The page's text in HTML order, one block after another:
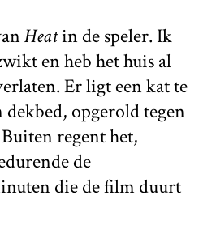
Heatin de speler. Ik
en heb het huis al
Er ligt een kat te
opgerold tegen
regent het,
de
die de film duurt